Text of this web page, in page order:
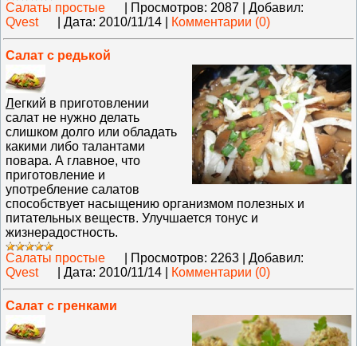
Салаты простые
Просмотров: 2087
Добавил:
Qvest
Дата: 2010/11/14 Комментарии (0)
Салат с редькой
Легкий в приготовлении
салат не нужно делать
слишком долго или обладать
какими либо талантами
повара. А главное, что
приготовление и
употребление салатов
способствует насыщению организмом полезных и
питательных веществ. Улучшается тонус и
жизнерадостность.
Салаты простые
Просмотров: 2263
Добавил:
Qvest
Дата: 2010/11/14 Комментарии (0)
Салат с гренками